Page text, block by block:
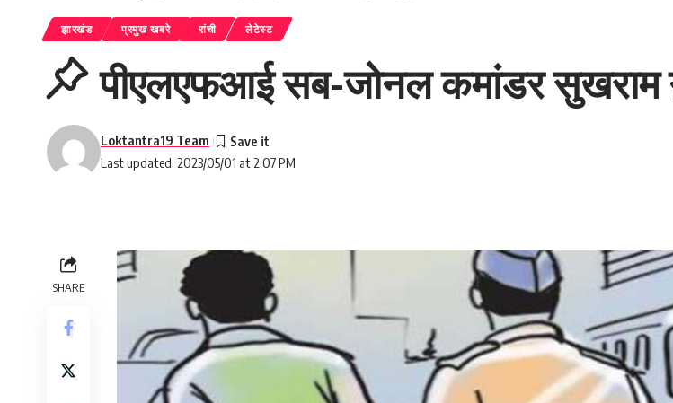
झारखंड प्रमुख खबरे रांची लेटेस्ट
पीएलएफआई सब-जोनल कमांडर सुखराम
Last updated: 2023/05/01 at 2:07 PM
Loktantra19 Team
SHARE